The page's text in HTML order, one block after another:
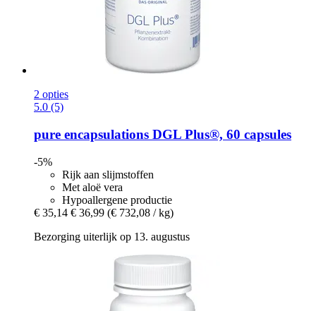
2 opties
5.0 (5)
pure encapsulations DGL Plus®, 60 capsules
-5%
Rijk aan slijmstoffen
Met aloë vera
Hypoallergene productie
€ 35,14 € 36,99 (€ 732,08 / kg)
Bezorging uiterlijk op 13. augustus